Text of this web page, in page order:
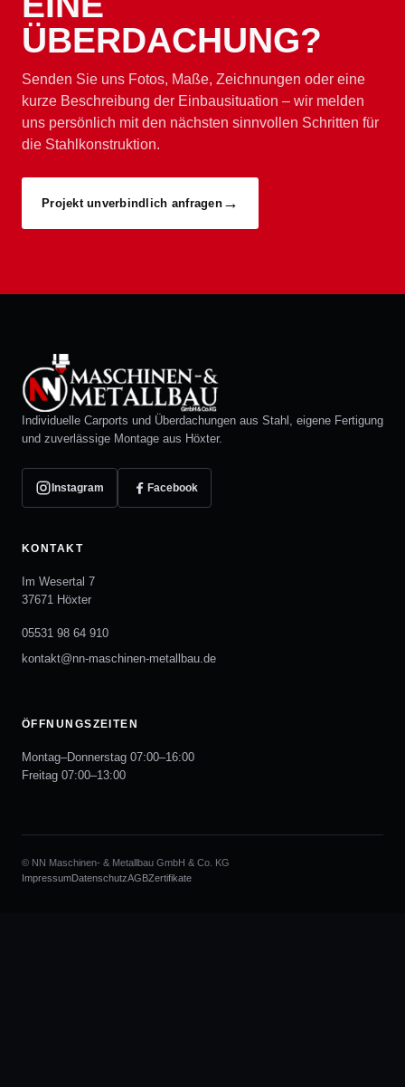
ÜBERDACHUNG?
Senden Sie uns Fotos, Maße, Zeichnungen oder eine
kurze Beschreibung der Einbausituation – wir melden
uns persönlich mit den nächsten sinnvollen Schritten für
die Stahlkonstruktion.
Projekt unverbindlich anfragen
Individuelle Carports und Überdachungen aus Stahl, eigene Fertigung
und zuverlässige Montage aus Höxter.
Instagram Facebook
KONTAKT
Im Wesertal 7
37671 Höxter
05531 98 64 910
kontakt@nn-maschinen-metallbau.de
ÖFFNUNGSZEITEN
Montag–Donnerstag 07:00–16:00
Freitag 07:00–13:00
© NN Maschinen- & Metallbau GmbH & Co. KG
ImpressumDatenschutzAGBZertifikate